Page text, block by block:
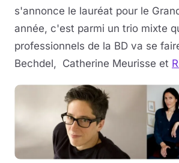
s'annonce le lauréat pour le
année, c'est parmi un trio mixte
professionnels de la BD va se
Bechdel, Catherine Meurisse et